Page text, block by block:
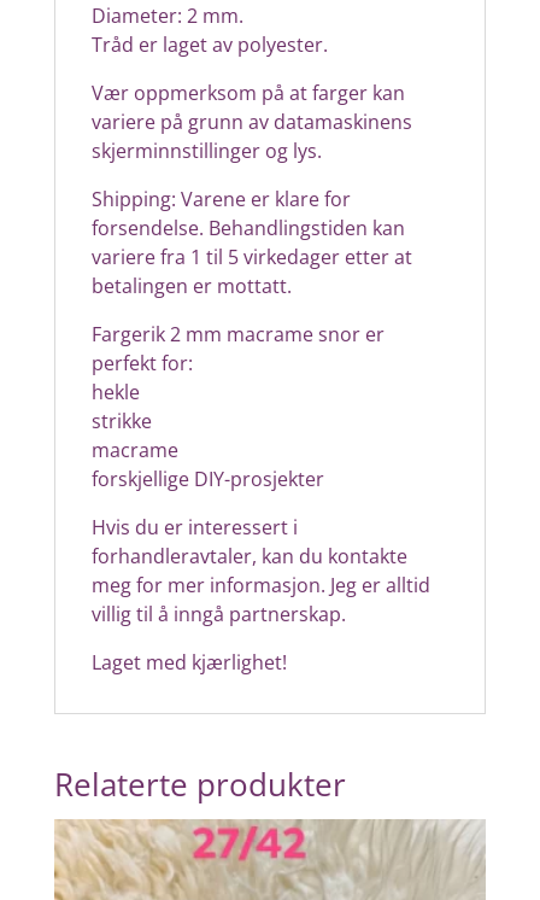
Diameter: 2 mm.
Tråd er laget av polyester.
Vær oppmerksom på at farger kan
variere på grunn av datamaskinens
skjerminnstillinger og lys.
Shipping: Varene er klare for
forsendelse. Behandlingstiden kan
variere fra 1 til 5 virkedager etter at
betalingen er mottatt.
Fargerik 2 mm macrame snor er
perfekt for:
hekle
strikke
macrame
forskjellige DIY-prosjekter
Hvis du er interessert i
forhandleravtaler, kan du kontakte
meg for mer informasjon. Jeg er alltid
villig til å inngå partnerskap.
Laget med kjærlighet!
Relaterte produkter